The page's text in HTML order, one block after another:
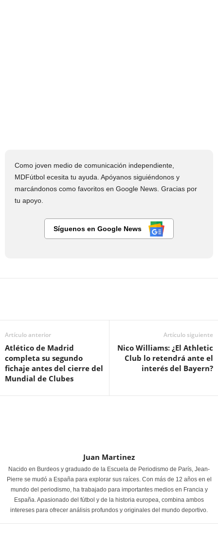
Como joven medio de comunicación independiente,
MDFútbol ecesita tu ayuda. Apóyanos siguiéndonos y
marcándonos como favoritos en Google News. Gracias por
tu apoyo.
Síguenos en Google News
Artículo anterior
Atlético de Madrid
completa su segundo
fichaje antes del cierre del
Mundial de Clubes
Artículo siguiente
Nico Williams: ¿El Athletic
Club lo retendrá ante el
interés del Bayern?
Juan Martinez
Nacido en Burdeos y graduado de la Escuela de Periodismo de París, Jean-
Pierre se mudó a España para explorar sus raíces. Con más de 12 años en el
mundo del periodismo, ha trabajado para importantes medios en Francia y
España. Apasionado del fútbol y de la historia europea, combina ambos
intereses para ofrecer análisis profundos y originales del mundo deportivo.